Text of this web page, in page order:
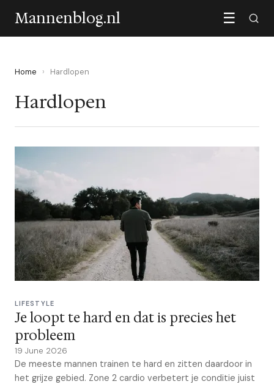
Mannenblog.nl ☰
Home › Hardlopen
Hardlopen
LIFESTYLE
Je loopt te hard en dat is precies het
probleem
19 June 2026
De meeste mannen trainen te hard en zitten daardoor in
het grijze gebied. Zone 2 cardio verbetert je conditie juist